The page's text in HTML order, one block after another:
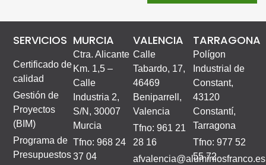
SERVICIOS
Certificado de
calidad
Gestión de
Proyectos
(BIM)
Programa de
Presupuestos
MURCIA
Ctra. Alicante
Km. 1,5 –
Calle
Industria 2,
S/N, 30007
Murcia
Tfno: 968 24
37 04
VALENCIA
Calle
Tabardo, 17,
46469
Beniparrell,
Valencia
Tfno: 961 21
28 16
afvalencia@aluminiosfranco.es
TARRAGONA
Polígon
Industrial de
Constant,
43120
Constantí,
Tarragona
Tfno: 977 52
55 72